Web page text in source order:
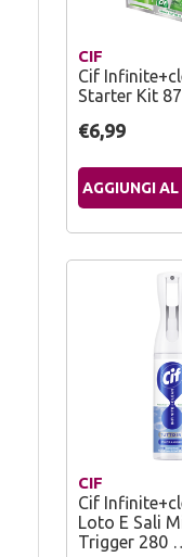
CIF
Cif
Starter Kit
€6,99
AGGIUNGI
CIF
Cif
Loto E Sali
Trigger 280